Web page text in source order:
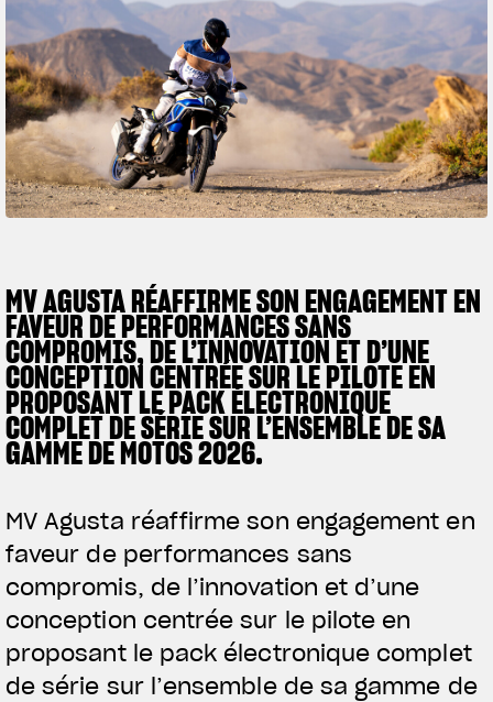
TITANIO COMING SOON
ABOUT
RUSH
SUPERVELOCE ARSHAM
Follow Us
INSTAGRAM
FACEBOOK
MV AGUSTA RÉAFFIRME SON ENGAGEMENT EN
FAVEUR DE PERFORMANCES SANS
COMPROMIS, DE L’INNOVATION ET D’UNE
CONCEPTION CENTRÉE SUR LE PILOTE EN
PROPOSANT LE PACK ÉLECTRONIQUE
COMPLET DE SÉRIE SUR L’ENSEMBLE DE SA
GAMME DE MOTOS 2026.
MV Agusta réaffirme son engagement en
faveur de performances sans
compromis, de l’innovation et d’une
conception centrée sur le pilote en
proposant le pack électronique complet
de série sur l’ensemble de sa gamme de